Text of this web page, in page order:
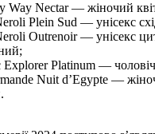
Way Nectar — жіночий
Plein Sud — унісекс
Outrenoir — унісекс
Explorer Platinum —
Nuit d’Egypte —